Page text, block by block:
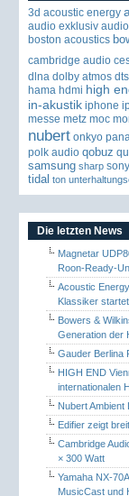
3d acoustic energy
audio exklusiv
boston acoustics
cambridge audio
dlna dolby atmos
hama hdmi high
in-akustik iphone
messe metz moc
nubert onkyo
polk audio qobuz
samsung sharp sony
tidal ton
Die letzten News
Magnetar
Roon-Ready-
Acoustic
Klassiker
Bowers &
Generation der
Gauder Berlina
HIGH END
internationalen
Nubert Ambient
Edifier zeigt
Cambridge
× 300 Watt
Yamaha NX-
MusicCast und